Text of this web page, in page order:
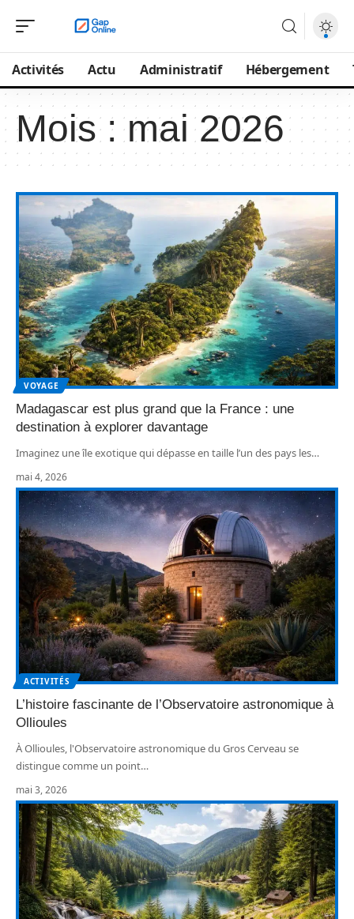
Activités Actu Administratif Hébergement
Mois :mai 2026
VOYAGE
Madagascar est plus grand que la France : une
destination à explorer davantage
Imaginez une île exotique qui dépasse en taille l’un des pays les…
mai 4, 2026
ACTIVITÉS
L’histoire fascinante de l’Observatoire astronomique à
Ollioules
À Ollioules, l'Observatoire astronomique du Gros Cerveau se
distingue comme un point…
mai 3, 2026